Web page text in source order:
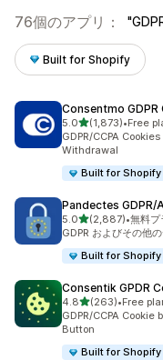
76個のアプリ：
Built for Shopify
Consentmo GDPR
5.05つ星中
(1,873)
合計レビュー数：
•Free
GDPR/CCPA
Withdrawal
Built for Shopify
Pandectes GDPR/
5.05つ星中
(2,887)
合計レビュー数：
•無料プ
GDPR およびその他
Built for Shopify
Consentik GPDR
4.85つ星中
(263)
合計レビュー数：263
•Free
GDPR/CCPA
Button
Built for Shopify